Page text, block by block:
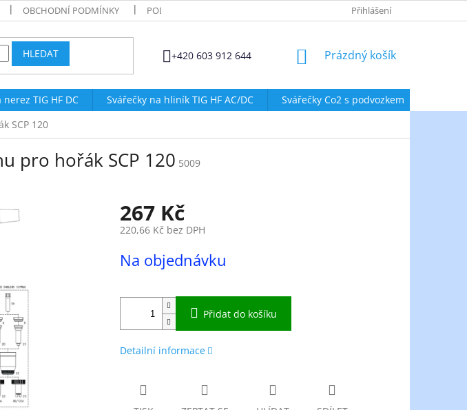
OBCHODNÍ PODMÍNKY PODMÍNKY OCHRANY OSOBNÍCH ÚDAJŮ ZÁSADY POUŽÍVÁNÍ
Přihlášení
HLEDAT +420 603 912 644
NÁKUPNÍ
Prázdný košík
TIG HF DC Svářečky na hliník TIG HF AC/DC Svářečky Co2 s podvozkem
SCP 120
pro hořák SCP 120 5009
267 Kč
220,66 Kč bez DPH
cena:
Na objednávku
Přidat do košíku
Detailní informace